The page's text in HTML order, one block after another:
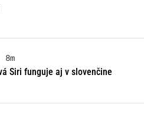
8m
Siri funguje aj v slovenčine